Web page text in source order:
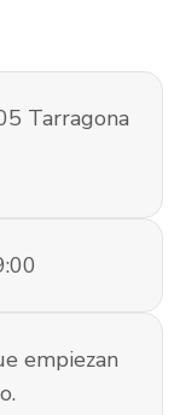
Tarragona
empiezan